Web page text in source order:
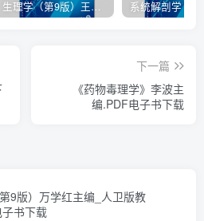
生理学（第9版）王庭槐主编_人卫版教材.PDF电子书下载
下一篇
《药物毒理学》李波主
编.PDF电子书下载
9版）万学红主编_人卫版教
书下载